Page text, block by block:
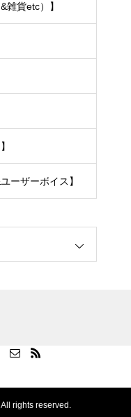
雑貨etc）】
ーザーボイス】
rights reserved.